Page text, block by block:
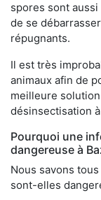
spores sont
de se
répugnants.
Il est très
animaux afin de
meilleure
désinsectisation
Pourquoi une
dangereuse à
Nous savons
sont-elles